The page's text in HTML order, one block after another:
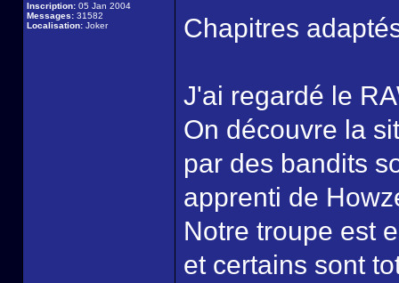
Inscription: 05 Jan 2004
Messages: 31582
Localisation: Joker Chapitres
J'ai regardé le
On découvre la
par des bandits
apprenti de
Notre troupe est
et certains sont